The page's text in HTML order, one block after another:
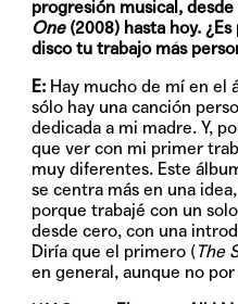
progresión musical,
One(2008) hasta hoy.
disco tu trabajo más
E: Hay mucho de mí en el
sólo hay una canción
dedicada a mi madre. Y,
que ver con mi primer
muy diferentes. Este
se centra más en una
porque trabajé con un
desde cero, con una
Diría que el primero (The
en general, aunque no